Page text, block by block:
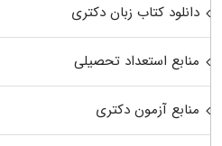
دانلود کتاب زبان دکتری
منابع استعداد تحصیلی
منابع آزمون دکتری